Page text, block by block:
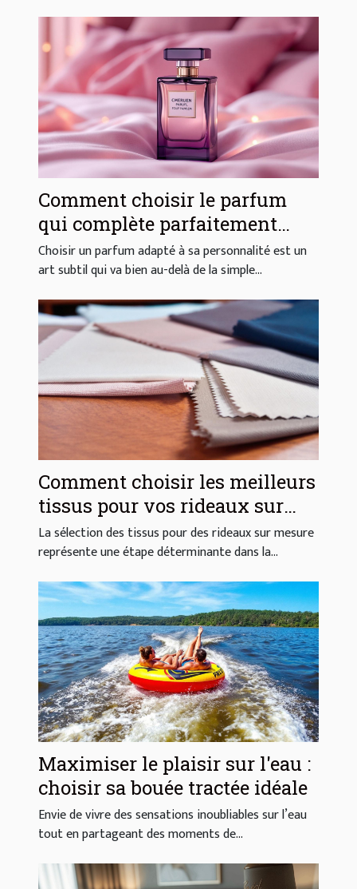
Comment choisir le parfum
qui complète parfaitement
votre style ?
Choisir un parfum adapté à sa personnalité est un
art subtil qui va bien au-delà de la simple...
Comment choisir les meilleurs
tissus pour vos rideaux sur
mesure ?
La sélection des tissus pour des rideaux sur mesure
représente une étape déterminante dans la...
Maximiser le plaisir sur l'eau :
choisir sa bouée tractée idéale
Envie de vivre des sensations inoubliables sur l’eau
tout en partageant des moments de...